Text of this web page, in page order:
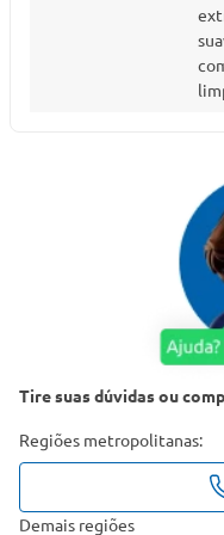
Tire suas dúvidas ou
Regiões metropolitanas:
Demais regiões